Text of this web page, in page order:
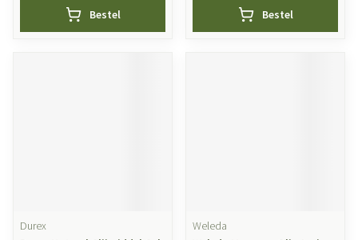
Bestel Bestel
Durex
Weleda